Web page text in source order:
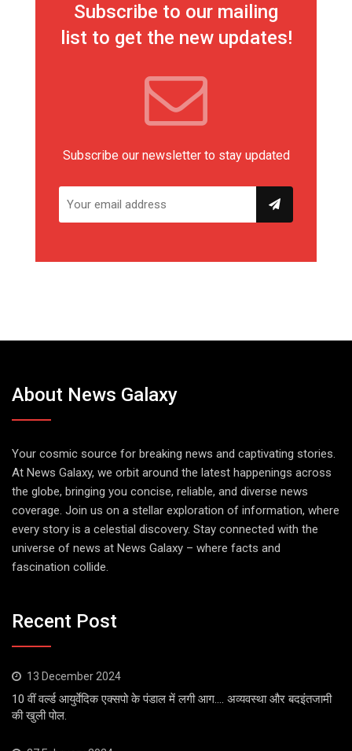
Subscribe to our mailing
list to get the new updates!
Subscribe our newsletter to stay updated
About News Galaxy
Your cosmic source for breaking news and captivating stories.
At News Galaxy, we orbit around the latest happenings across
the globe, bringing you concise, reliable, and diverse news
coverage. Join us on a stellar exploration of information, where
every story is a celestial discovery. Stay connected with the
universe of news at News Galaxy – where facts and
fascination collide.
Recent Post
13 December 2024
10 वीं वर्ल्ड आयुर्वेदिक एक्सपो के पंडाल में लगी आग…. अव्यवस्था और बदइंतजामी
की खुली पोल.